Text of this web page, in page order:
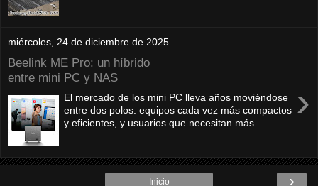
miércoles, 24 de diciembre de 2025
Beelink ME Pro: un híbrido
entre mini PC y NAS
›
El mercado de los mini PC lleva años moviéndose
entre dos polos: equipos cada vez más compactos
y eficientes, y usuarios que necesitan más ...
›
Inicio